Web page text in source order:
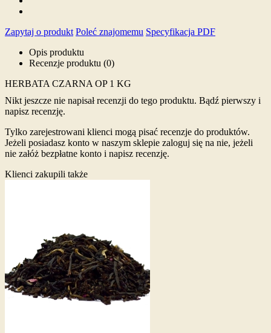
Zapytaj o produkt Poleć znajomemu Specyfikacja PDF
Opis produktu
Recenzje produktu (0)
HERBATA CZARNA OP 1 KG
Nikt jeszcze nie napisał recenzji do tego produktu. Bądź pierwszy i
napisz recenzję.
Tylko zarejestrowani klienci mogą pisać recenzje do produktów.
Jeżeli posiadasz konto w naszym sklepie zaloguj się na nie, jeżeli
nie załóż bezpłatne konto i napisz recenzję.
Klienci zakupili także